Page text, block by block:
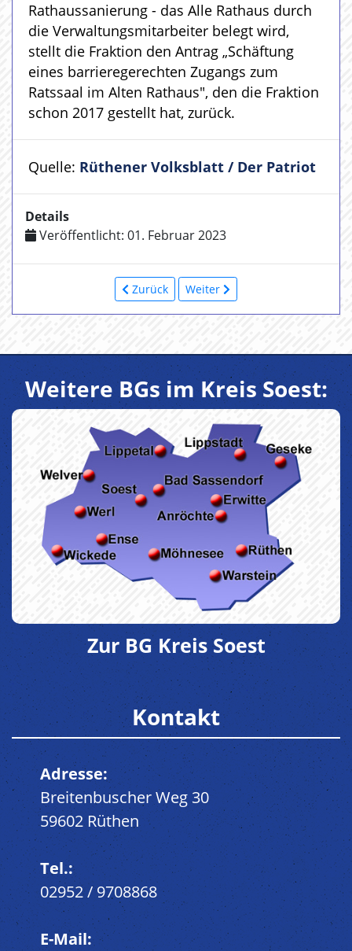
Rathaussanierung - das Alle Rathaus durch
die Verwaltungsmitarbeiter belegt wird,
stellt die Fraktion den Antrag „Schäftung
eines barrieregerechten Zugangs zum
Ratssaal im Alten Rathaus", den die Fraktion
schon 2017 gestellt hat, zurück.
Quelle: Rüthener Volksblatt / Der Patriot
Details
Veröffentlicht: 01. Februar 2023
Zurück Weiter
Weitere BGs im Kreis Soest:
Zur BG Kreis Soest
Kontakt
Adresse:
Breitenbuscher Weg 30
59602 Rüthen
Tel.:
02952 / 9708868
E-Mail: